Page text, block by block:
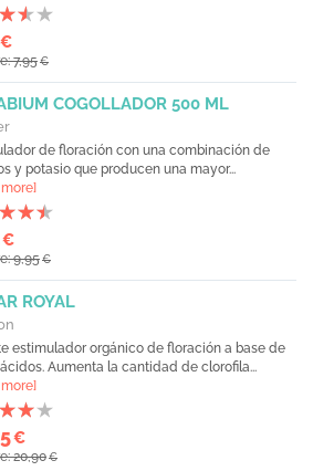
€
7,95€
COGOLLADOR 500 ML
de floración con una combinación de
y potasio que producen una mayor...
€
9,95€
ROYAL
estimulador orgánico de floración a base de
Aumenta la cantidad de clorofila...
€
20,90€